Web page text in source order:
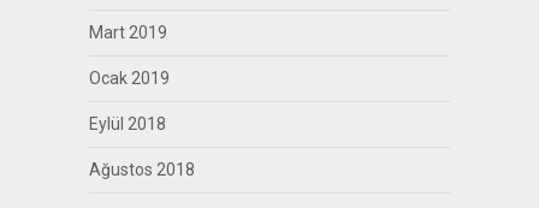
Mart 2019
Ocak 2019
Eylül 2018
Ağustos 2018